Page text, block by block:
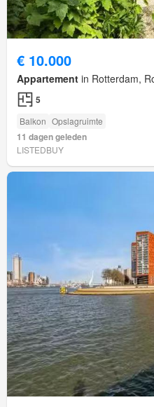
€ 10.000
Appartement in Rotterdam,
5
Balkon Opslagruimte
11 dagen geleden
LISTEDBUY